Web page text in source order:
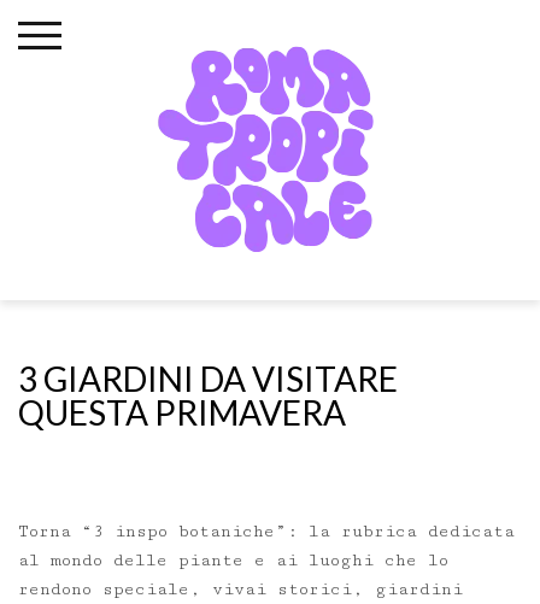
to
3 GIARDINI DA VISITARE
QUESTA PRIMAVERA
Torna “3 inspo botaniche”: la rubrica dedicata
al mondo delle piante e ai luoghi che lo
rendono speciale, vivai storici, giardini